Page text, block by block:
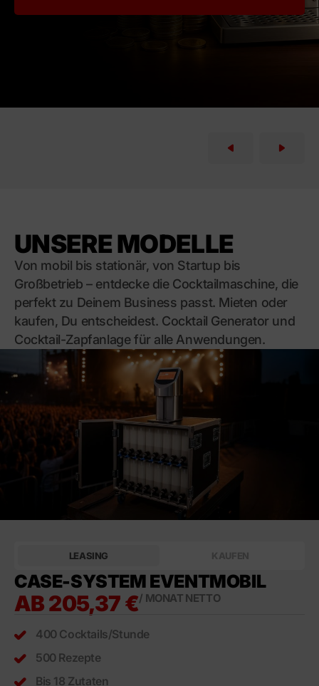
UNSERE MODELLE
Von mobil bis stationär, von Startup bis
Großbetrieb – entdecke die Cocktailmaschine, die
perfekt zu Deinem Business passt. Mieten oder
kaufen, Du entscheidest. Cocktail Generator und
Cocktail-Zapfanlage für alle Anwendungen.
LEASING
CASE-SYSTEM EVENTMOBIL
AB 205,37 €/ MONAT NETTO
400 Cocktails/Stunde
500 Rezepte
Bis 18 Zutaten